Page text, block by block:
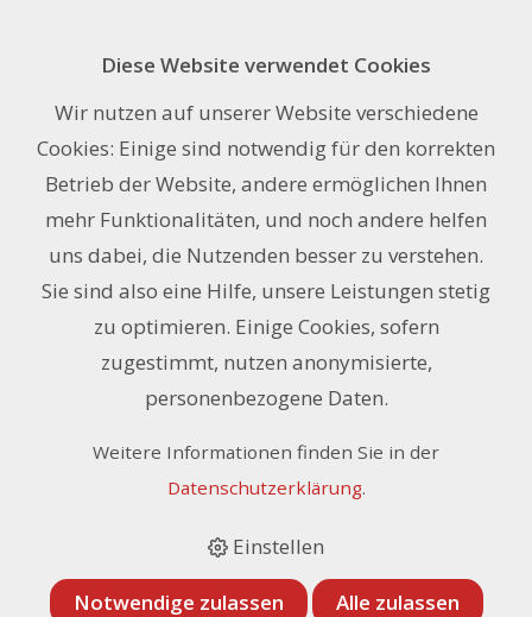
x 50 m
Diese Website verwendet Cookies
Wir nutzen auf unserer Website verschiedene
Cookies: Einige sind notwendig für den korrekten
Betrieb der Website, andere ermöglichen Ihnen
mehr Funktionalitäten, und noch andere helfen
uns dabei, die Nutzenden besser zu verstehen.
Sie sind also eine Hilfe, unsere Leistungen stetig
zu optimieren. Einige Cookies, sofern
zugestimmt, nutzen anonymisierte,
personenbezogene Daten.
Weitere Informationen finden Sie in der
Datenschutzerklärung.
Einstellen
Notwendige zulassen Alle zulassen